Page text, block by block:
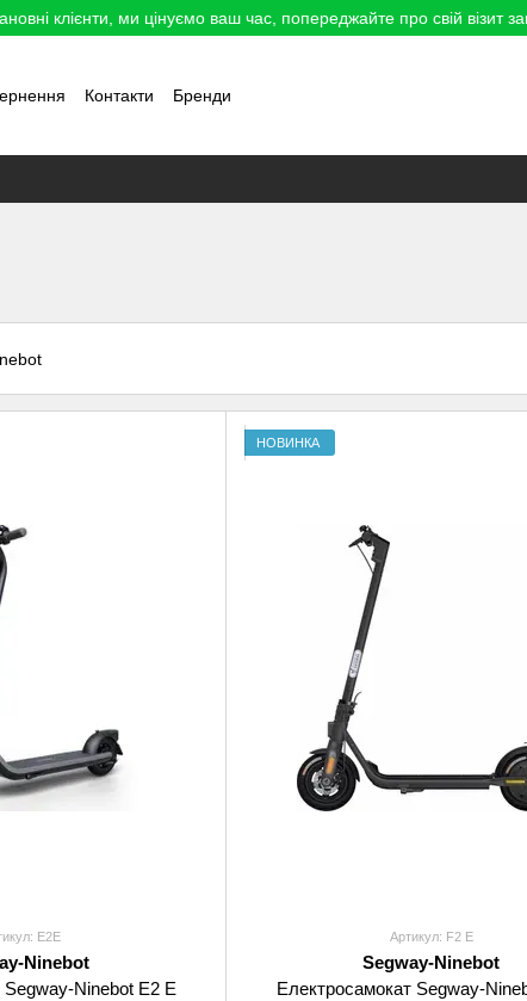
клієнти, ми цінуємо ваш час, попереджайте про свій візит
Контакти Бренди
Е2Е
Ninebot
Ninebot E2 E
НОВИНКА
Артикул: F2 E
Segway-Ninebot
Електросамокат Segway-